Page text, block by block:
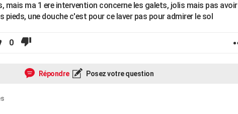
mais ma 1 ere intervention concerne les galets, jolis mais pas avoir
pieds, une douche c'est pour ce laver pas pour admirer le sol
0
Répondre Posez votre question